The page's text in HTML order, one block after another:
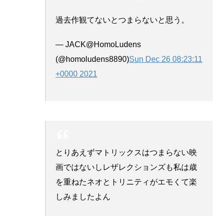
過去作観てないとつまらないと思う。
— JACK@HomoLudens
(@homoludens8890)Sun Dec 26 08:23:11
+0000 2021
とりあえずマトリックスはつまらない映
画ではないしレザレクションズも私は歳
を重ねたネオとトリニティがエモくて楽
しみましたよん